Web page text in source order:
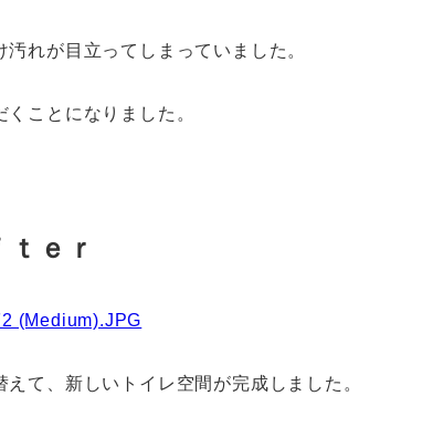
れが目立ってしまっていました。
ことになりました。
ｔｅｒ
て、新しいトイレ空間が完成しました。